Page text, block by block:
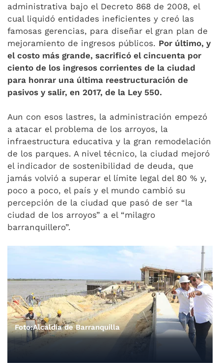
administrativa bajo el Decreto 868 de 2008, el
cual liquidó entidades ineficientes y creó las
famosas gerencias, para diseñar el gran plan de
mejoramiento de ingresos públicos. Por último, y
el costo más grande, sacrificó el cincuenta por
ciento de los ingresos corrientes de la ciudad
para honrar una última reestructuración de
pasivos y salir, en 2017, de la Ley 550.
Aun con esos lastres, la administración empezó
a atacar el problema de los arroyos, la
infraestructura educativa y la gran remodelación
de los parques. A nivel técnico, la ciudad mejoró
el indicador de sostenibilidad de deuda, que
jamás volvió a superar el límite legal del 80 % y,
poco a poco, el país y el mundo cambió su
percepción de la ciudad que pasó de ser “la
ciudad de los arroyos” a el “milagro
barranquillero”.
Foto:Alcaldia de Barranquilla